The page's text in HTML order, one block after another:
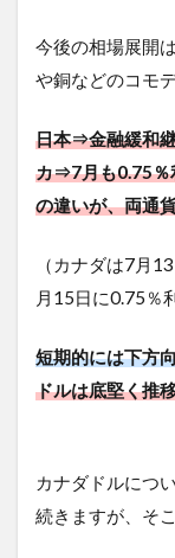
今後の相場展開
や銅などのコモ
日本⇒金融緩和
カ⇒7月も0.75％
の違いが、両通
（カナダは7月
月15日に0.75％
短期的には下方
ドルは底堅く推
カナダドルにつ
続きますが、そ